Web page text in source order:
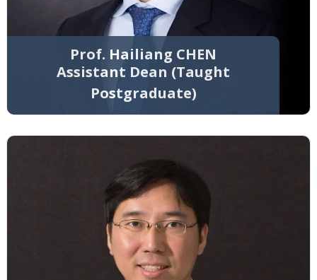
Prof. Hailiang CHEN
Assistant Dean (Taught
Postgraduate)